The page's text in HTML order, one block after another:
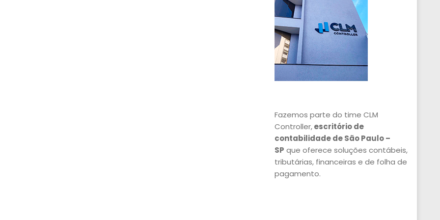
Fazemos parte do time CLM
Controller,escritório de
contabilidade de São Paulo –
SP que oferece soluções contábeis,
tributárias, financeiras e de folha de
pagamento.